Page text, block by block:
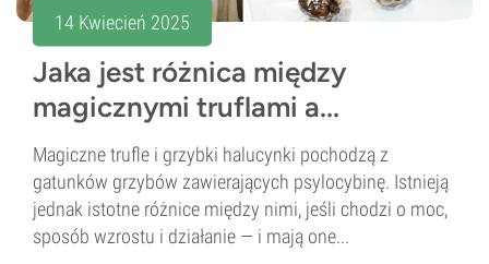
14 Kwiecień 2025
Jaka jest różnica między
magicznymi truflami a...
Magiczne trufle i grzybki halucynki pochodzą z
gatunków grzybów zawierających psylocybinę. Istnieją
jednak istotne różnice między nimi, jeśli chodzi o moc,
sposób wzrostu i działanie — i mają one...